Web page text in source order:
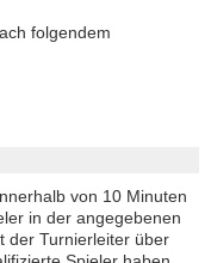
folgendem
von 10 Minuten
in der angegebenen
der Turnierleiter über